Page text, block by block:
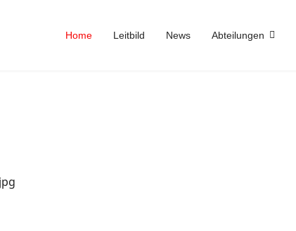
Home Leitbild News Abteilungen